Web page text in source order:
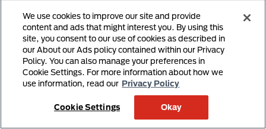
da 6 min a 10 min
Bibliografia
We use cookies to improve our site and provide
content and ads that might interest you. By using this
site, you consent to our use of cookies as described in
our About our Ads policy contained within our Privacy
Policy. You can also manage your preferences in
Cookie Settings. For more information about how we
use information, read our Privacy Policy
Cookie Settings Okay